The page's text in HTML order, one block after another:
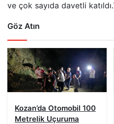
ve çok sayıda davetli
Göz Atın
Kozan’da Otomobil 100
Metrelik Uçuruma